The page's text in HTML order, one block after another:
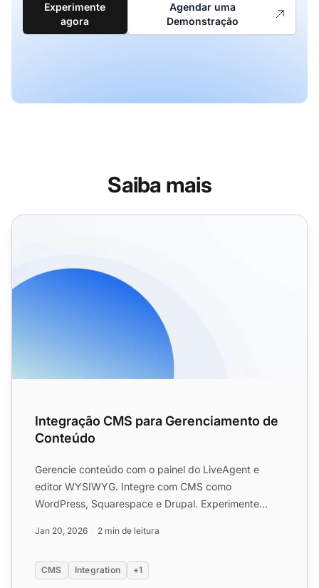
Experimente
agora
Agendar uma
Demonstração
Saiba mais
Integração CMS para Gerenciamento de Conteúdo
Integração CMS para Gerenciamento de
Conteúdo
Gerencie conteúdo com o painel do LiveAgent e
editor WYSIWYG. Integre com CMS como
WordPress, Squarespace e Drupal. Experimente
Jan 20, 2026 2 min de leitura
CMS Integration +1